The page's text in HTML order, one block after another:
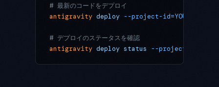
# 最新のコードをデプロイ
antigravity deploy --project-
# デプロイのステータスを確認
antigravity deploy status --project-